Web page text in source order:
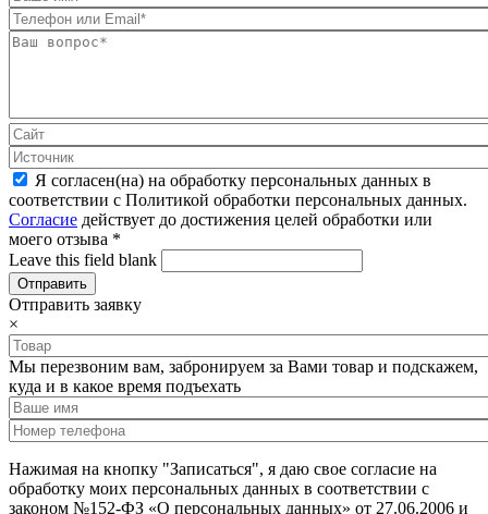
Я согласен(на) на обработку персональных данных в
соответствии с Политикой обработки персональных данных.
Согласие действует до достижения целей обработки или
моего отзыва *
Leave this field blank
Отправить заявку
×
Мы перезвоним вам, забронируем за Вами товар и подскажем,
куда и в какое время подъехать
Нажимая на кнопку "Записаться", я даю свое согласие на
обработку моих персональных данных в соответствии с
законом №152-ФЗ «О персональных данных» от 27.06.2006 и